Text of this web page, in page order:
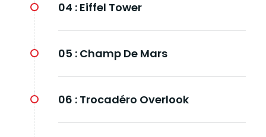
04 : Eiffel Tower
05 : Champ De Mars
06 : Trocadéro Overlook